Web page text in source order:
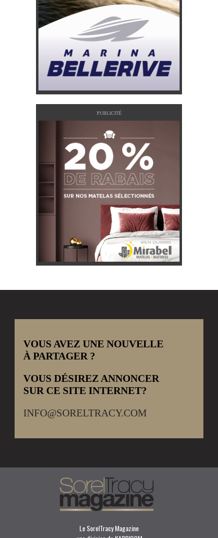
PUBLICITÉ
VOUS AVEZ UNE NOUVELLE
À PARTAGER ?
VOUS DÉSIREZ ANNONCER
SUR CE SITE INTERNET?
INFO@SORELTRACY.COM
Le SorelTracy Magazine